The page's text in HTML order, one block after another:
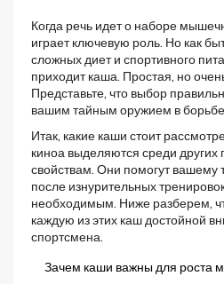
Когда речь идет о наборе
играет ключевую роль. Но как
сложных диет и спортивного
приходит каша. Простая, но
Представьте, что выбор
вашим тайным оружием в
Итак, какие каши стоит
киноа выделяются среди
свойствам. Они помогут вашему
после изнурительных
необходимым. Ниже разберем,
каждую из этих каш достойной
спортсмена.
Зачем каши важны для роста